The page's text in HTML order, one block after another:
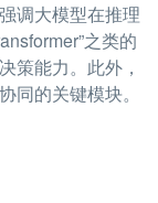
调大模型在推理
之类的
策能力。此外，
同的关键模块。